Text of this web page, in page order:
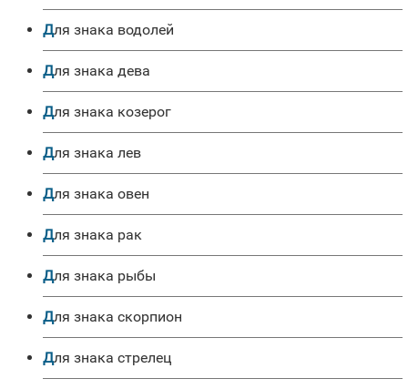
для знака водолей
для знака дева
для знака козерог
для знака лев
для знака овен
для знака рак
для знака рыбы
для знака скорпион
для знака стрелец